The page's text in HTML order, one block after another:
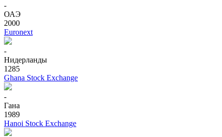
-
ОАЭ
2000
Euronext
-
Нидерланды
1285
Ghana Stock Exchange
-
Гана
1989
Hanoi Stock Exchange